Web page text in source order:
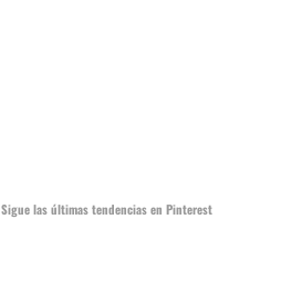
Sigue las últimas tendencias en Pinterest